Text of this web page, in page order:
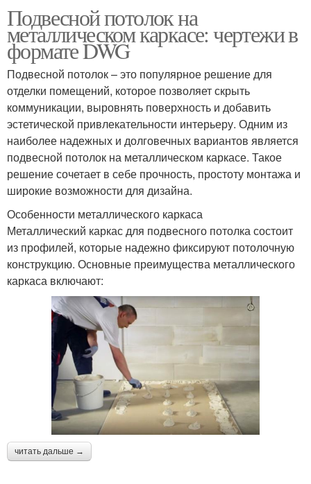
Подвесной потолок на
металлическом каркасе: чертежи в
формате DWG
Подвесной потолок – это популярное решение для
отделки помещений, которое позволяет скрыть
коммуникации, выровнять поверхность и добавить
эстетической привлекательности интерьеру. Одним из
наиболее надежных и долговечных вариантов является
подвесной потолок на металлическом каркасе. Такое
решение сочетает в себе прочность, простоту монтажа и
широкие возможности для дизайна.
Особенности металлического каркаса
Металлический каркас для подвесного потолка состоит
из профилей, которые надежно фиксируют потолочную
конструкцию. Основные преимущества металлического
каркаса включают:
читать дальше →